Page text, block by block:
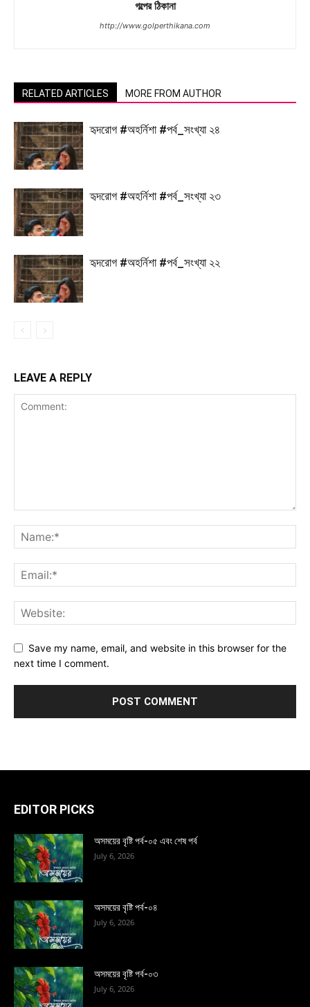
গল্পের ঠিকানা
http://www.golperthikana.com
RELATED ARTICLES MORE FROM AUTHOR
হৃদরোগ #অহর্নিশা #পর্ব_সংখ্যা ২৪
হৃদরোগ #অহর্নিশা #পর্ব_সংখ্যা ২৩
হৃদরোগ #অহর্নিশা #পর্ব_সংখ্যা ২২
LEAVE A REPLY
Save my name, email, and website in this browser for the
next time I comment.
EDITOR PICKS
অসময়ের বৃষ্টি পর্ব-০৫ এবং শেষ পর্ব
July 6, 2026
অসময়ের বৃষ্টি পর্ব-০৪
July 6, 2026
অসময়ের বৃষ্টি পর্ব-০৩
July 6, 2026